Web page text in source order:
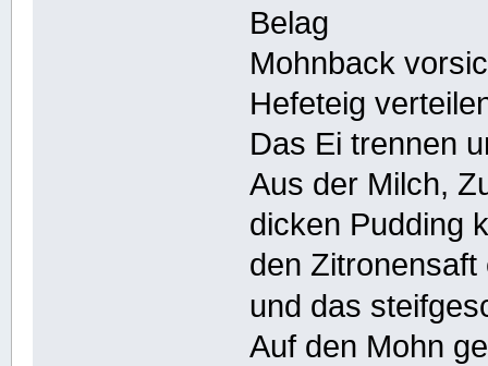
Belag
Mohnback
Hefeteig
Das Ei trennen
Aus der Milch,
dicken Pudding
den
und das
Auf den Mohn